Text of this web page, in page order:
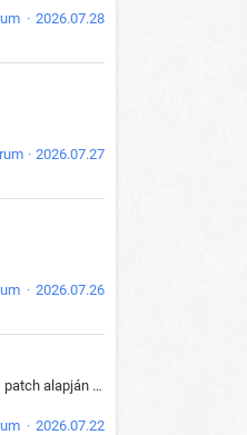
· 2026.07.28
· 2026.07.27
· 2026.07.26
Kártya változások a 36.0.3-as patch alapján frissítve az adatbázisban (képek is cserélve).
· 2026.07.22